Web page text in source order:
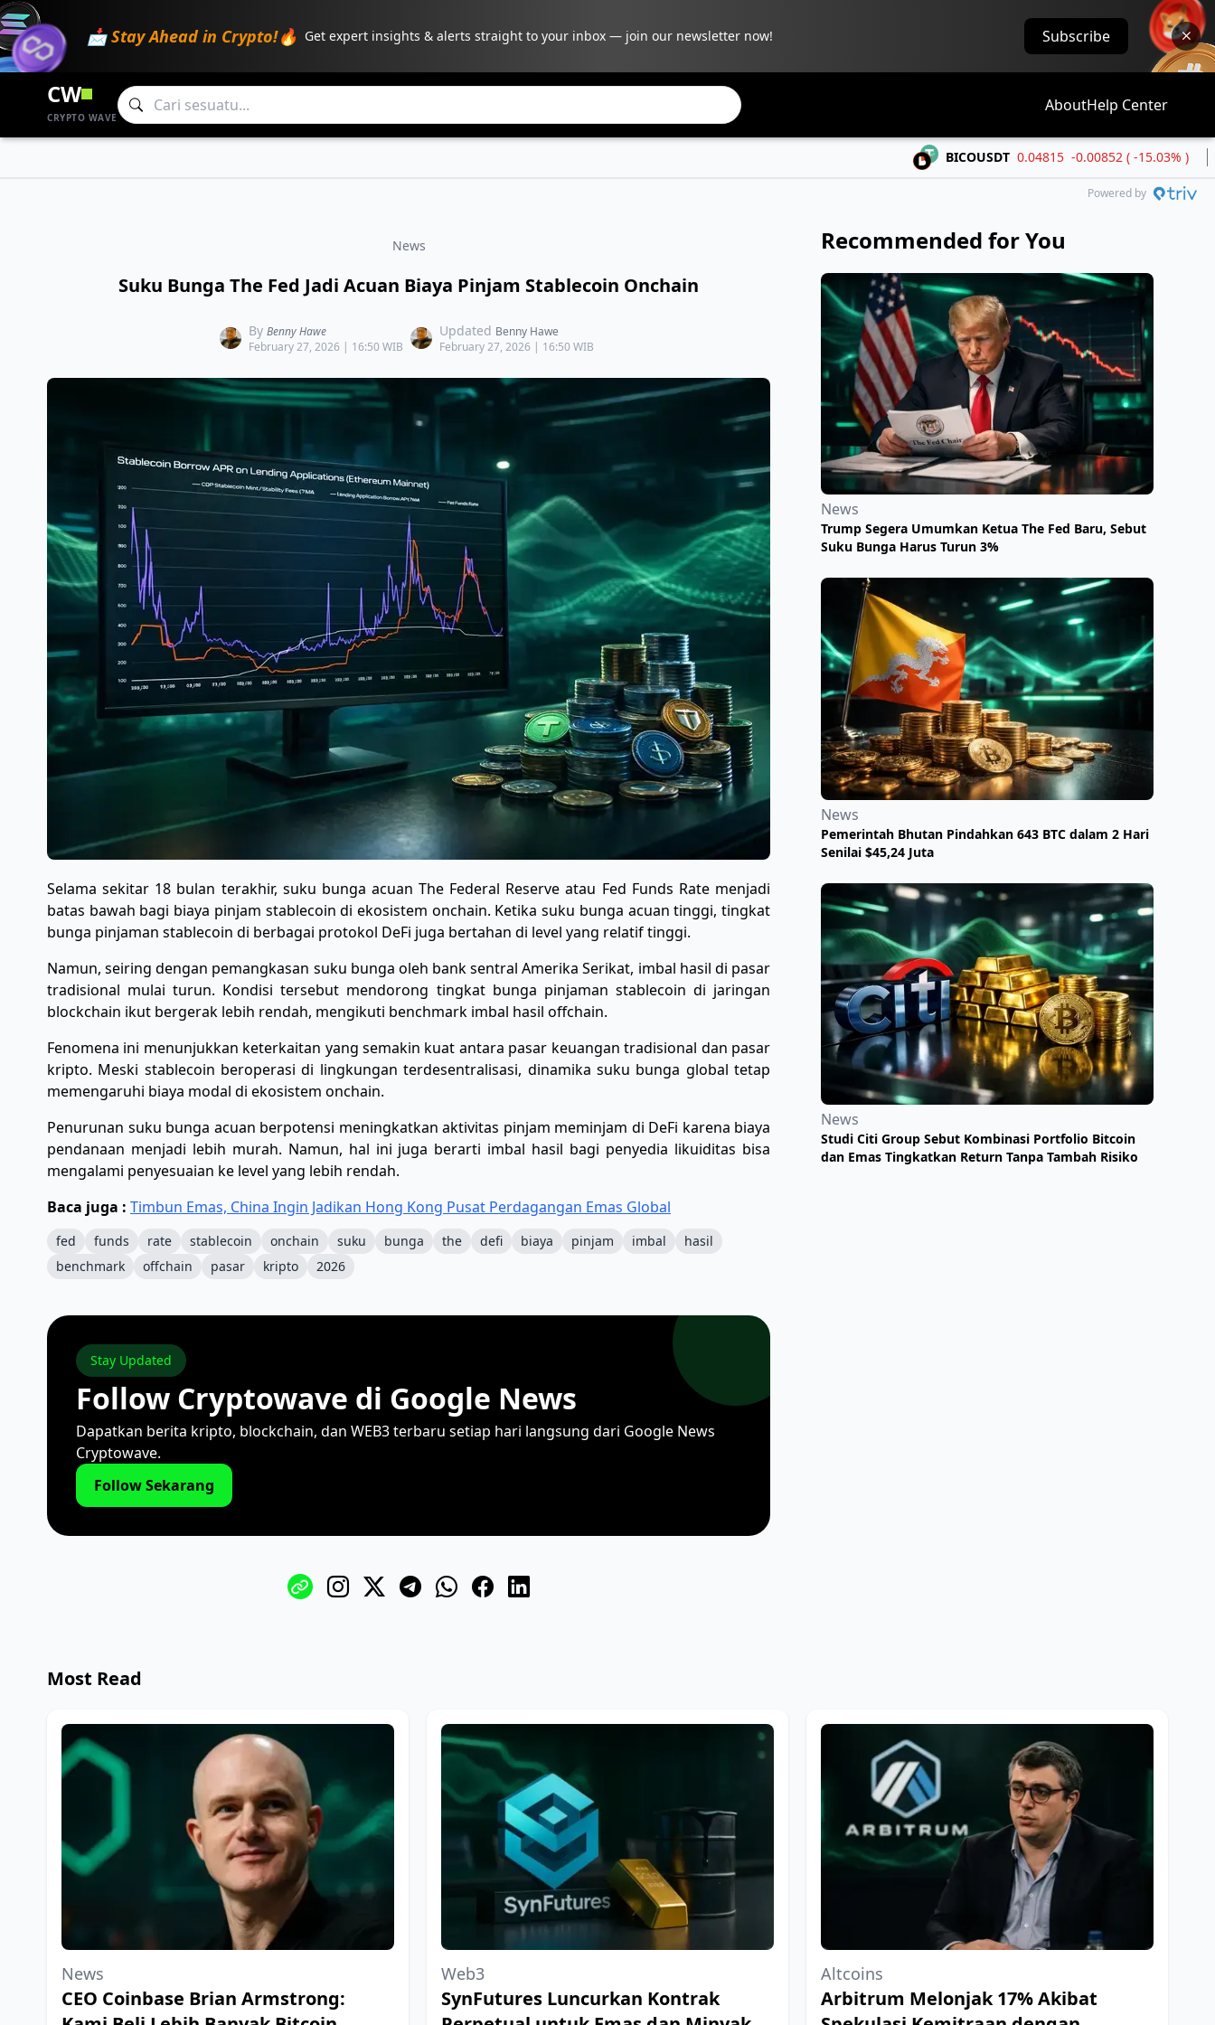
📩 Stay Ahead in Crypto!🔥 Get expert insights & alerts straight to your inbox — join our newsletter now! Subscribe
CW
CRYPTO WAVE
AboutHelp Center
BICOUSDT 0.04815 -0.00852 ( -15.03% )
Powered by
News
Suku Bunga The Fed Jadi Acuan Biaya Pinjam Stablecoin Onchain
By Benny Hawe
February 27, 2026 | 16:50 WIB
Updated Benny Hawe
February 27, 2026 | 16:50 WIB
Selama sekitar 18 bulan terakhir, suku bunga acuan The Federal Reserve atau Fed Funds Rate menjadi
batas bawah bagi biaya pinjam stablecoin di ekosistem onchain. Ketika suku bunga acuan tinggi, tingkat
bunga pinjaman stablecoin di berbagai protokol DeFi juga bertahan di level yang relatif tinggi.
Namun, seiring dengan pemangkasan suku bunga oleh bank sentral Amerika Serikat, imbal hasil di pasar
tradisional mulai turun. Kondisi tersebut mendorong tingkat bunga pinjaman stablecoin di jaringan
blockchain ikut bergerak lebih rendah, mengikuti benchmark imbal hasil offchain.
Fenomena ini menunjukkan keterkaitan yang semakin kuat antara pasar keuangan tradisional dan pasar
kripto. Meski stablecoin beroperasi di lingkungan terdesentralisasi, dinamika suku bunga global tetap
memengaruhi biaya modal di ekosistem onchain.
Penurunan suku bunga acuan berpotensi meningkatkan aktivitas pinjam meminjam di DeFi karena biaya
pendanaan menjadi lebih murah. Namun, hal ini juga berarti imbal hasil bagi penyedia likuiditas bisa
mengalami penyesuaian ke level yang lebih rendah.
Baca juga : Timbun Emas, China Ingin Jadikan Hong Kong Pusat Perdagangan Emas Global
fed funds rate stablecoin onchain suku bunga the defi biaya pinjam imbal
hasil
benchmark
offchain pasar kripto 2026
Stay Updated
Follow Cryptowave di Google News
Dapatkan berita kripto, blockchain, dan WEB3 terbaru setiap hari langsung dari Google News
Cryptowave.
Follow Sekarang
Recommended for You
News
Trump Segera Umumkan Ketua The Fed Baru, Sebut
Suku Bunga Harus Turun 3%
News
Pemerintah Bhutan Pindahkan 643 BTC dalam 2 Hari
Senilai $45,24 Juta
News
Studi Citi Group Sebut Kombinasi Portfolio Bitcoin
dan Emas Tingkatkan Return Tanpa Tambah Risiko
Most Read
News
CEO Coinbase Brian Armstrong:
Web3
SynFutures Luncurkan Kontrak
Altcoins
Arbitrum Melonjak 17% Akibat